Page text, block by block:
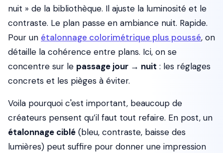
nuit » de la bibliothèque. Il ajuste la luminosité et le
contraste. Le plan passe en ambiance nuit. Rapide.
Pour un étalonnage colorimétrique plus poussé, on
détaille la cohérence entre plans. Ici, on se
concentre sur le passage jour → nuit : les réglages
concrets et les pièges à éviter.
Voila pourquoi c'est important, beaucoup de
créateurs pensent qu’il faut tout refaire. En post, un
étalonnage ciblé (bleu, contraste, baisse des
lumières) peut suffire pour donner une impression